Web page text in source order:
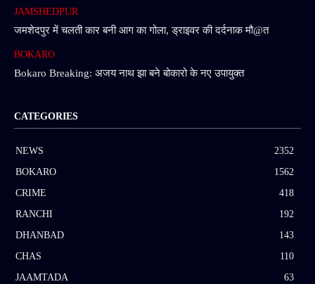
JAMSHEDPUR
जमशेदपुर में चलती कार बनी आग का गोला, ड्राइवर की दर्दनाक मौ@त
BOKARO
Bokaro Breaking: अजय नाथ झा बने बोकारो के नए उपायुक्त
CATEGORIES
NEWS
2352
BOKARO
1562
CRIME
418
RANCHI
192
DHANBAD
143
CHAS
110
JAAMTADA
63